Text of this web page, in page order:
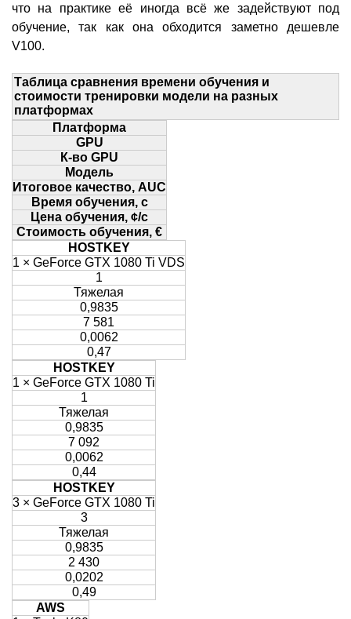
что на практике её иногда всё же задействуют под
обучение, так как она обходится заметно дешевле
V100.
Таблица сравнения времени обучения и
стоимости тренировки модели на разных
платформах
Платформа
GPU
К-во GPU
Модель
Итоговое качество, AUC
Время обучения, с
Цена обучения, ¢/с
Стоимость обучения, €
HOSTKEY
1 × GeForce GTX 1080 Ti VDS
1
Тяжелая
0,9835
7 581
0,0062
0,47
HOSTKEY
1 × GeForce GTX 1080 Ti
1
Тяжелая
0,9835
7 092
0,0062
0,44
HOSTKEY
3 × GeForce GTX 1080 Ti
3
Тяжелая
0,9835
2 430
0,0202
0,49
AWS